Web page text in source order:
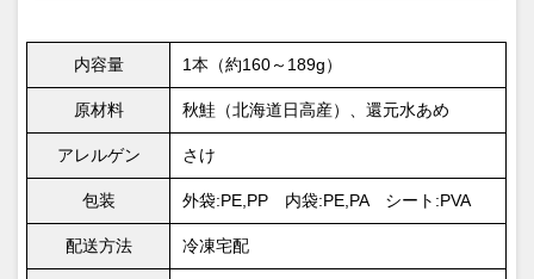
内容量 1本（約160～189g）
原材料 秋鮭（北海道日高産）、還元水あめ
アレルゲン さけ
包装 外袋:PE,PP 内袋:PE,PA シート:PVA
配送方法 冷凍宅配